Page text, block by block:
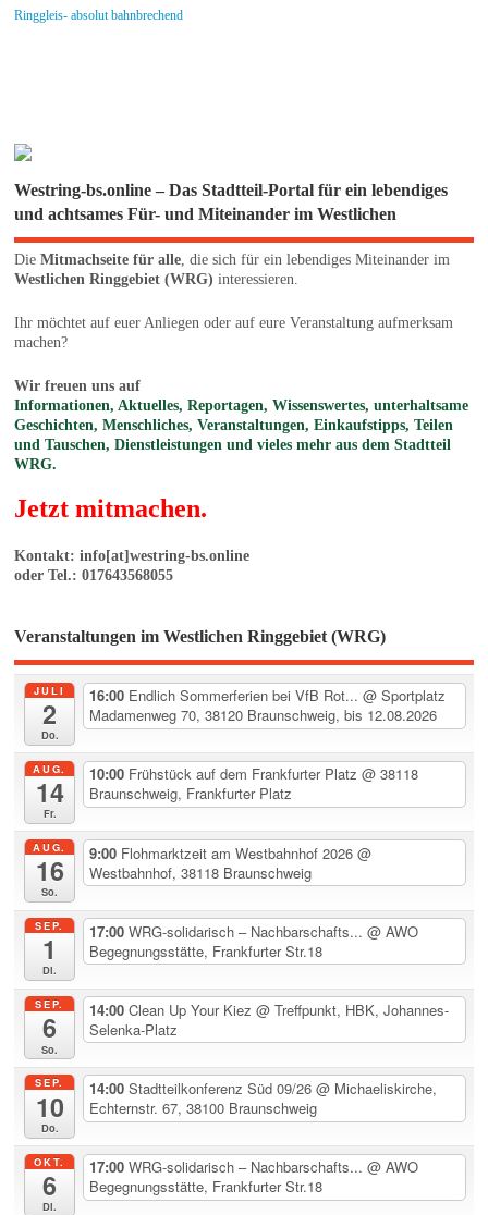
Ringgleis- absolut bahnbrechend
Westring-bs.online – Das Stadtteil-Portal für ein lebendiges
und achtsames Für- und Miteinander im Westlichen
DieMitmachseite für alle, die sich für ein lebendiges Miteinander im
Westlichen Ringgebiet (WRG) interessieren.
Ihr möchtet auf euer Anliegen oder auf eure Veranstaltung aufmerksam
machen?
Wir freuen uns auf
Informationen, Aktuelles, Reportagen, Wissenswertes, unterhaltsame
Geschichten, Menschliches, Veranstaltungen, Einkaufstipps, Teilen
und Tauschen, Dienstleistungen und vieles mehr aus dem Stadtteil
WRG.
Jetzt mitmachen.
Kontakt: info[at]westring-bs.online
oder Tel.: 017643568055
Veranstaltungen im Westlichen Ringgebiet (WRG)
JULI
2
Do.
16:00 Endlich Sommerferien bei VfB Rot...@ Sportplatz
Madamenweg 70, 38120 Braunschweig, bis 12.08.2026
AUG.
14
Fr.
10:00 Frühstück auf dem Frankfurter Platz@ 38118
Braunschweig, Frankfurter Platz
AUG.
16
So.
9:00 Flohmarktzeit am Westbahnhof 2026@
Westbahnhof, 38118 Braunschweig
SEP.
1
Di.
17:00WRG-solidarisch – Nachbarschafts...@ AWO
Begegnungsstätte, Frankfurter Str.18
SEP.
6
So.
14:00Clean Up Your Kiez@ Treffpunkt, HBK, Johannes-
Selenka-Platz
SEP.
10
Do.
14:00Stadtteilkonferenz Süd 09/26@ Michaeliskirche,
Echternstr. 67, 38100 Braunschweig
OKT.
6
Di.
17:00WRG-solidarisch – Nachbarschafts...@ AWO
Begegnungsstätte, Frankfurter Str.18